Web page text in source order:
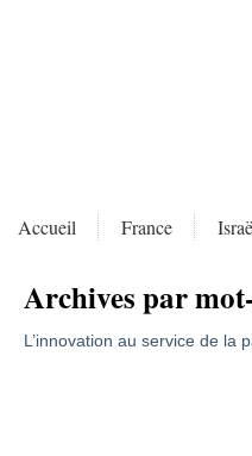
Accueil France
Archives par
L’innovation au service de la